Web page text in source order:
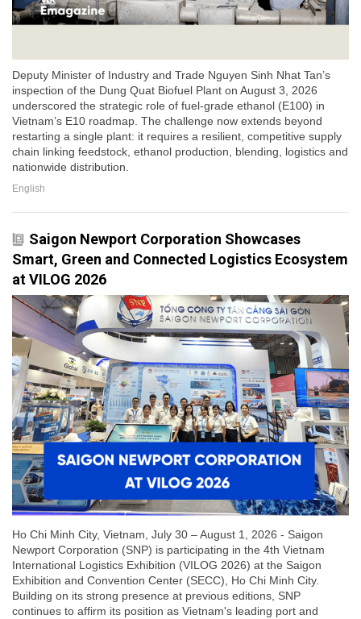
Deputy Minister of Industry and Trade Nguyen Sinh Nhat Tan’s
inspection of the Dung Quat Biofuel Plant on August 3, 2026
underscored the strategic role of fuel-grade ethanol (E100) in
Vietnam’s E10 roadmap. The challenge now extends beyond
restarting a single plant: it requires a resilient, competitive supply
chain linking feedstock, ethanol production, blending, logistics and
nationwide distribution.
English
Saigon Newport Corporation Showcases
Smart, Green and Connected Logistics Ecosystem
at VILOG 2026
Ho Chi Minh City, Vietnam, July 30 – August 1, 2026 - Saigon
Newport Corporation (SNP) is participating in the 4th Vietnam
International Logistics Exhibition (VILOG 2026) at the Saigon
Exhibition and Convention Center (SECC), Ho Chi Minh City.
Building on its strong presence at previous editions, SNP
continues to affirm its position as Vietnam's leading port and